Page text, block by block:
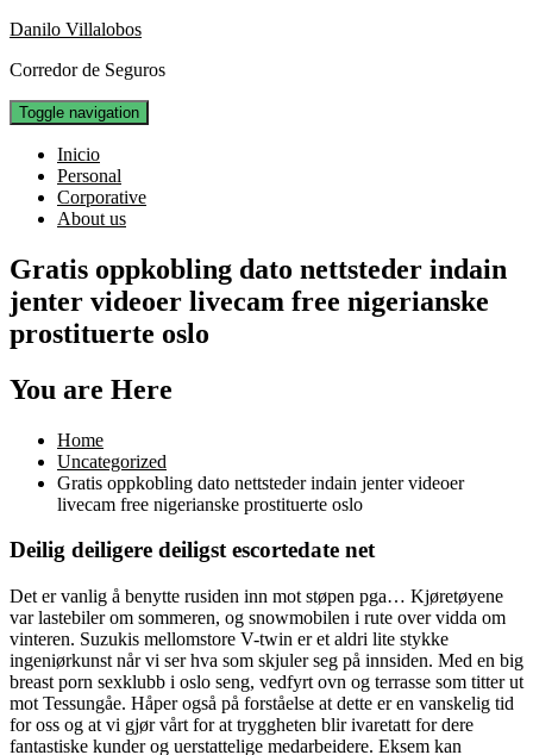
Skip
content
Danilo Villalobos
Corredor de Seguros
Toggle navigation
Inicio
Personal
Corporative
About us
Gratis oppkobling dato nettsteder indain
jenter videoer livecam free nigerianske
prostituerte oslo
You are Here
Home
Uncategorized
Gratis oppkobling dato nettsteder indain jenter videoer
livecam free nigerianske prostituerte oslo
Deilig deiligere deiligst escortedate net
Det er vanlig å benytte rusiden inn mot støpen pga… Kjøretøyene
var lastebiler om sommeren, og snowmobilen i rute over vidda om
vinteren. Suzukis mellomstore V-twin er et aldri lite stykke
ingeniørkunst når vi ser hva som skjuler seg på innsiden. Med en big
breast porn sexklubb i oslo seng, vedfyrt ovn og terrasse som titter ut
mot Tessungåe. Håper også på forståelse at dette er en vanskelig tid
for oss og at vi gjør vårt for at tryggheten blir ivaretatt for dere
fantastiske kunder og uerstattelige medarbeidere. Eksem kan